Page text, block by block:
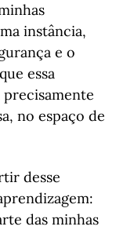
instância,
e o
essa
precisamente
no espaço de
desse
das minhas